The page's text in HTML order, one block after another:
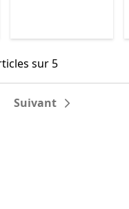
sur 5
sur 5
Suivant